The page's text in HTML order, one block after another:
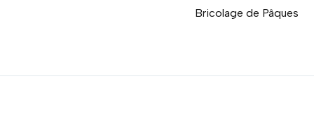
Bricolage de Pâques